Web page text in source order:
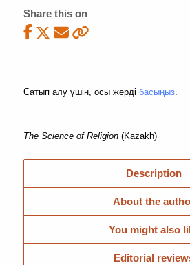
Share this on
Сатып алу үшін, осы жерді басыңыз.
The Science of Religion(Kazakh)
Description
About the
You might also
Editorial